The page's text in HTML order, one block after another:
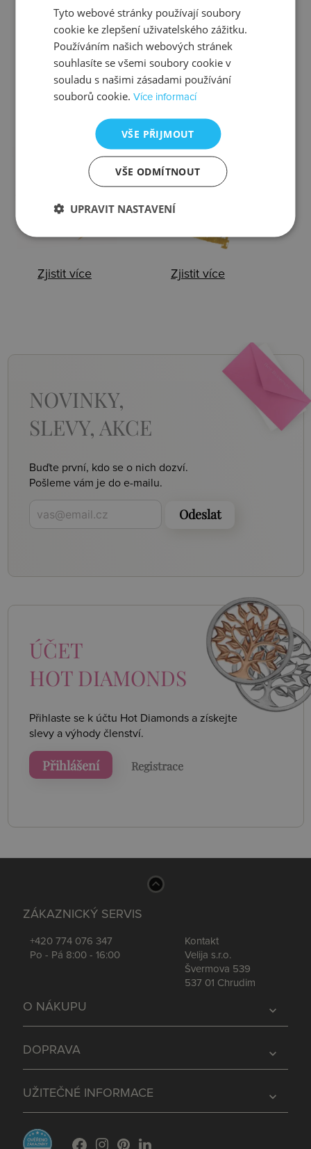
Kontrola Výměna
Zjistit více
Balení
Zjistit více
NOVINKY,
SLEVY, AKCE
Buďte první, kdo se o nich dozví.
Pošleme vám je do e-mailu.
Odeslat
ÚČET
HOT DIAMONDS
Přihlaste se k účtu Hot Diamonds a získejte
slevy a výhody členství.
Přihlášení Registrace
ZÁKAZNICKÝ SERVIS
+420 774 076 347
Po - Pá 8:00 - 16:00
Kontakt
Velija s.r.o.
Švermova 539
537 01 Chrudim
expand_more
O NÁKUPU
expand_more
DOPRAVA
expand_more
UŽITEČNÉ INFORMACE
Tyto webové stránky používají soubory
cookie ke zlepšení uživatelského zážitku.
Používáním našich webových stránek
souhlasíte se všemi soubory cookie v
souladu s našimi zásadami používání
souborů cookie.Více informací
VŠE PŘIJMOUT
VŠE ODMÍTNOUT
UPRAVIT NASTAVENÍ